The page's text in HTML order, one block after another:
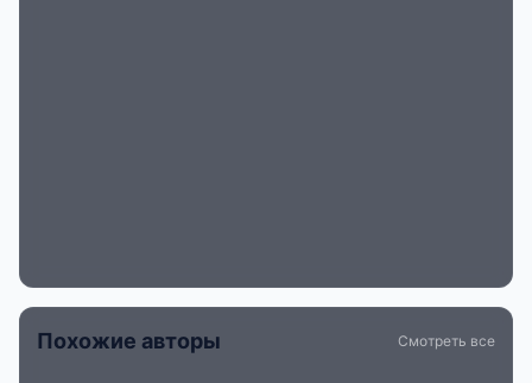
Похожие авторы Смотреть все